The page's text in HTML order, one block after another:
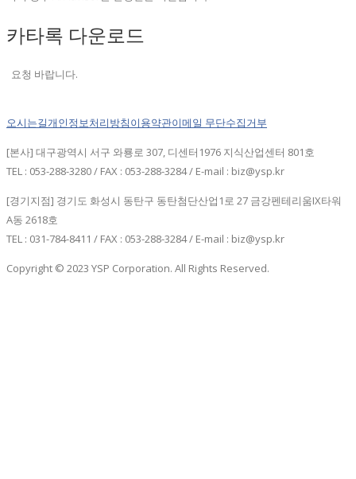
카타록 다운로드
요청 바랍니다.
오시는길개인정보처리방침이용약관이메일 무단수집거부
[본사] 대구광역시 서구 와룡로 307, 디센터1976 지식산업센터 801호
TEL : 053-288-3280 / FAX : 053-288-3284 / E-mail : biz@ysp.kr
[경기지점] 경기도 화성시 동탄구 동탄첨단산업1로 27 금강펜테리움IX타워
A동 2618호
TEL : 031-784-8411 / FAX : 053-288-3284 / E-mail : biz@ysp.kr
Copyright © 2023 YSP Corporation. All Rights Reserved.